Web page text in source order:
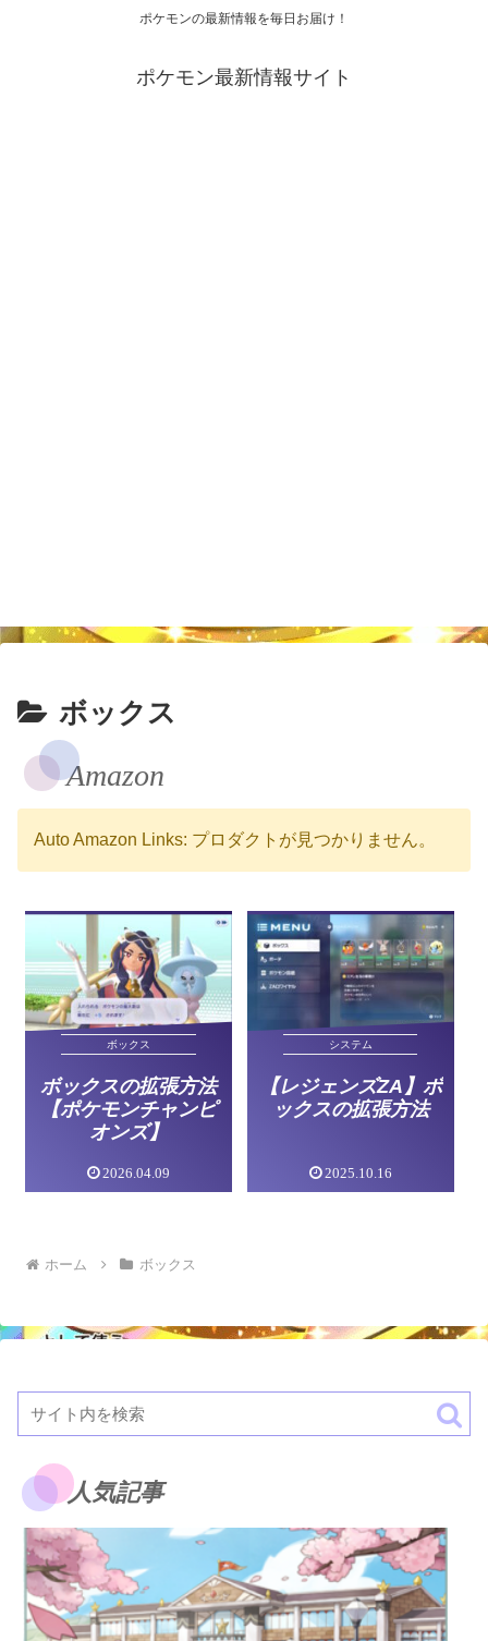
ポケモンの最新情報を毎日お届け！
ポケモン最新情報サイト
ボックス
Amazon
Auto Amazon Links: プロダクトが見つかりません。
ボックス
ボックスの拡張方法
【ポケモンチャンピ
オンズ】
2026.04.09
システム
【レジェンズZA】ボ
ックスの拡張方法
2025.10.16
ホーム ボックス
人気記事